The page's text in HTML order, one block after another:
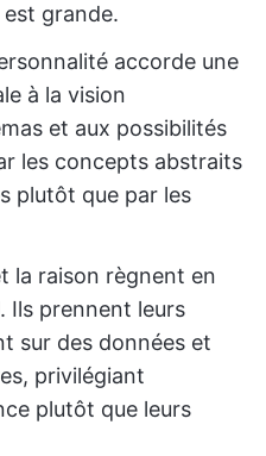
grande.
accorde une
à la vision
et aux possibilités
les concepts abstraits
plutôt que par les
la raison règnent en
Ils prennent leurs
sur des données et
privilégiant
plutôt que leurs